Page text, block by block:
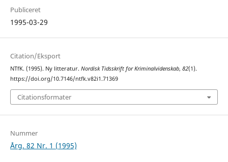
Publiceret
1995-03-29
Citation/Eksport
NTfK. (1995). Ny litteratur. Nordisk Tidsskrift for Kriminalvidenskab, 82(1).
https://doi.org/10.7146/ntfk.v82i1.71369
Citationsformater
Nummer
Årg. 82 Nr. 1 (1995)